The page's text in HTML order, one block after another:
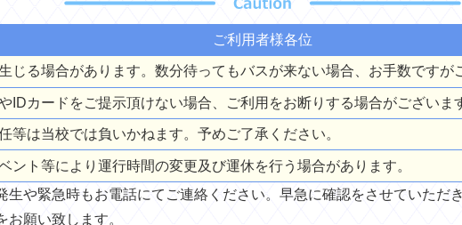
ご利用者様各位
じる場合があります。数分待ってもバスが来ない場合、お手数ですが
IDカードをご提示頂けない場合、ご利用をお断りする場合がございま
等は当校では負いかねます。予めご了承ください。
ント等により運行時間の変更及び運休を行う場合があります。
や緊急時もお電話にてご連絡ください。早急に確認をさせていただ
お願い致します。